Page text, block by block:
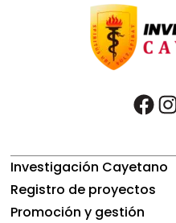
facebook instagram
Investigación Cayetano
Registro de proyectos
Promoción y gestión